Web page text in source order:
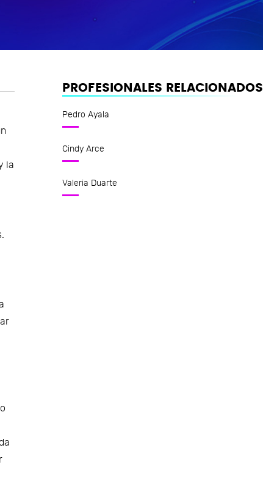
la
PROFESIONALES RELACIONADOS
Pedro Ayala
Cindy Arce
Valeria Duarte